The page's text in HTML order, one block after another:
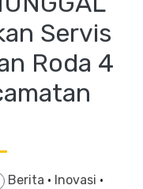
Servis
Roda 4
Berita · Inovasi ·